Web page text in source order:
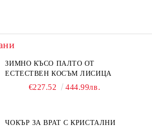
ЗИМНО КЪСО ПАЛТО ОТ
ЕСТЕСТВЕН КОСЪМ ЛИСИЦА
€227.52 444.99лв.
ЧОКЪР ЗА ВРАТ С КРИСТАЛНИ